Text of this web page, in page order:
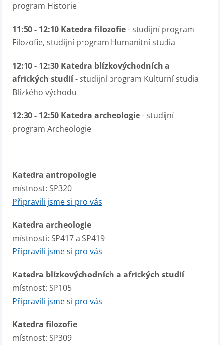
program Historie
11:50 - 12:10 Katedra filozofie- studijní program
Filozofie, studijní program Humanitní studia
12:10 - 12:30 Katedra blízkovýchodních a
afrických studií- studijní program Kulturní studia
Blízkého východu
12:30 - 12:50 Katedra archeologie- studijní
program Archeologie
Katedra antropologie
místnost: SP320
Připravili jsme si pro vás
Katedra archeologie
místnosti: SP417 a SP419
Připravili jsme si pro vás
Katedra blízkovýchodních a afrických studií
místnost: SP105
Připravili jsme si pro vás
Katedra filozofie
místnost: SP309